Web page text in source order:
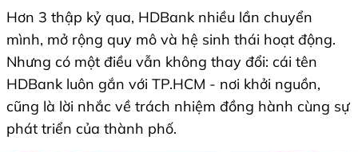
Hơn 3 thập kỷ qua, HDBank nhiều lần chuyển
mình, mở rộng quy mô và hệ sinh thái hoạt động.
Nhưng có một điều vẫn không thay đổi: cái tên
HDBank luôn gắn với TP.HCM - nơi khởi nguồn,
cũng là lời nhắc về trách nhiệm đồng hành cùng sự
phát triển của thành phố.